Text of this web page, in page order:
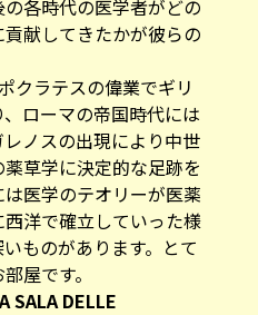
各時代の医学者がどの
献してきたかが彼らの
クラテスの偉業でギリ
ローマの帝国時代には
ノスの出現により中世
草学に決定的な足跡を
医学のテオリーが医薬
洋で確立していった様
ものがあります。とて
屋です。
SALA DELLE